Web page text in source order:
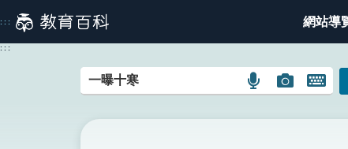
到
主
::: 網站導
:::
語
搜
圖
搜
開
鍵